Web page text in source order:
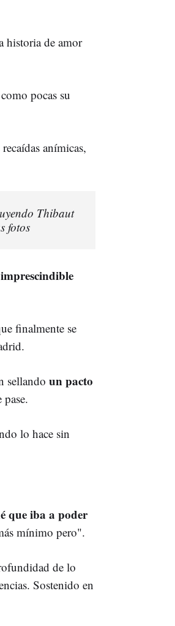
historia de amor
pocas su
anímicas,
Thibaut
fotos
finalmente se
sellando un pacto
lo hace sin
que iba a poder
mínimo pero".
de lo
Sostenido en